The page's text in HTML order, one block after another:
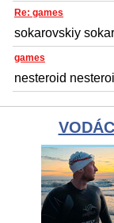
Re: games
sokarovskiy
games
nesteroid